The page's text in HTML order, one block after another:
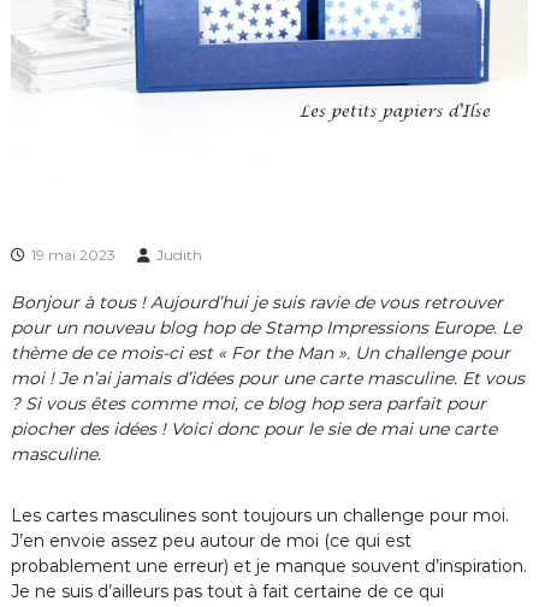
19 mai 2023 Judith
Bonjour à tous ! Aujourd’hui je suis ravie de vous retrouver
pour un nouveau blog hop de Stamp Impressions Europe. Le
thème de ce mois-ci est « For the Man ». Un challenge pour
moi ! Je n’ai jamais d’idées pour une carte masculine. Et vous
? Si vous êtes comme moi, ce blog hop sera parfait pour
piocher des idées ! Voici donc pour le sie de mai une carte
masculine.
Les cartes masculines sont toujours un challenge pour moi.
J’en envoie assez peu autour de moi (ce qui est
probablement une erreur) et je manque souvent d’inspiration.
Je ne suis d’ailleurs pas tout à fait certaine de ce qui